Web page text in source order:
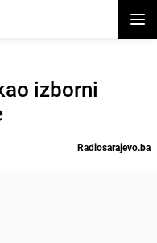
izborni
Radiosarajevo.ba